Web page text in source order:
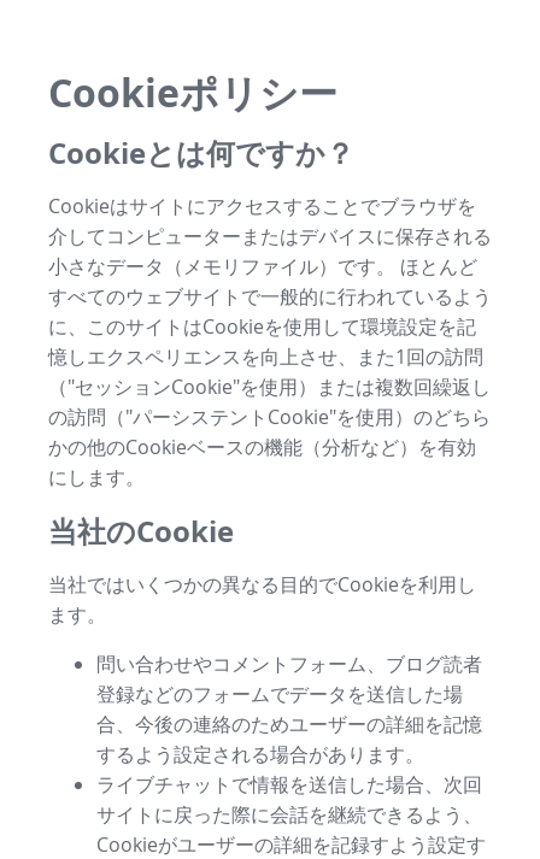
Cookieポリシー
Cookieとは何ですか？
Cookieはサイトにアクセスすることでブラウザを
介してコンピューターまたはデバイスに保存される
小さなデータ（メモリファイル）です。 ほとんど
すべてのウェブサイトで一般的に行われているよう
に、このサイトはCookieを使用して環境設定を記
憶しエクスペリエンスを向上させ、また1回の訪問
（"セッションCookie"を使用）または複数回繰返し
の訪問（"パーシステントCookie"を使用）のどちら
かの他のCookieベースの機能（分析など）を有効
にします。
当社のCookie
当社ではいくつかの異なる目的でCookieを利用し
ます。
問い合わせやコメントフォーム、ブログ読者
登録などのフォームでデータを送信した場
合、今後の連絡のためユーザーの詳細を記憶
するよう設定される場合があります。
ライブチャットで情報を送信した場合、次回
サイトに戻った際に会話を継続できるよう、
Cookieがユーザーの詳細を記録すよう設定す